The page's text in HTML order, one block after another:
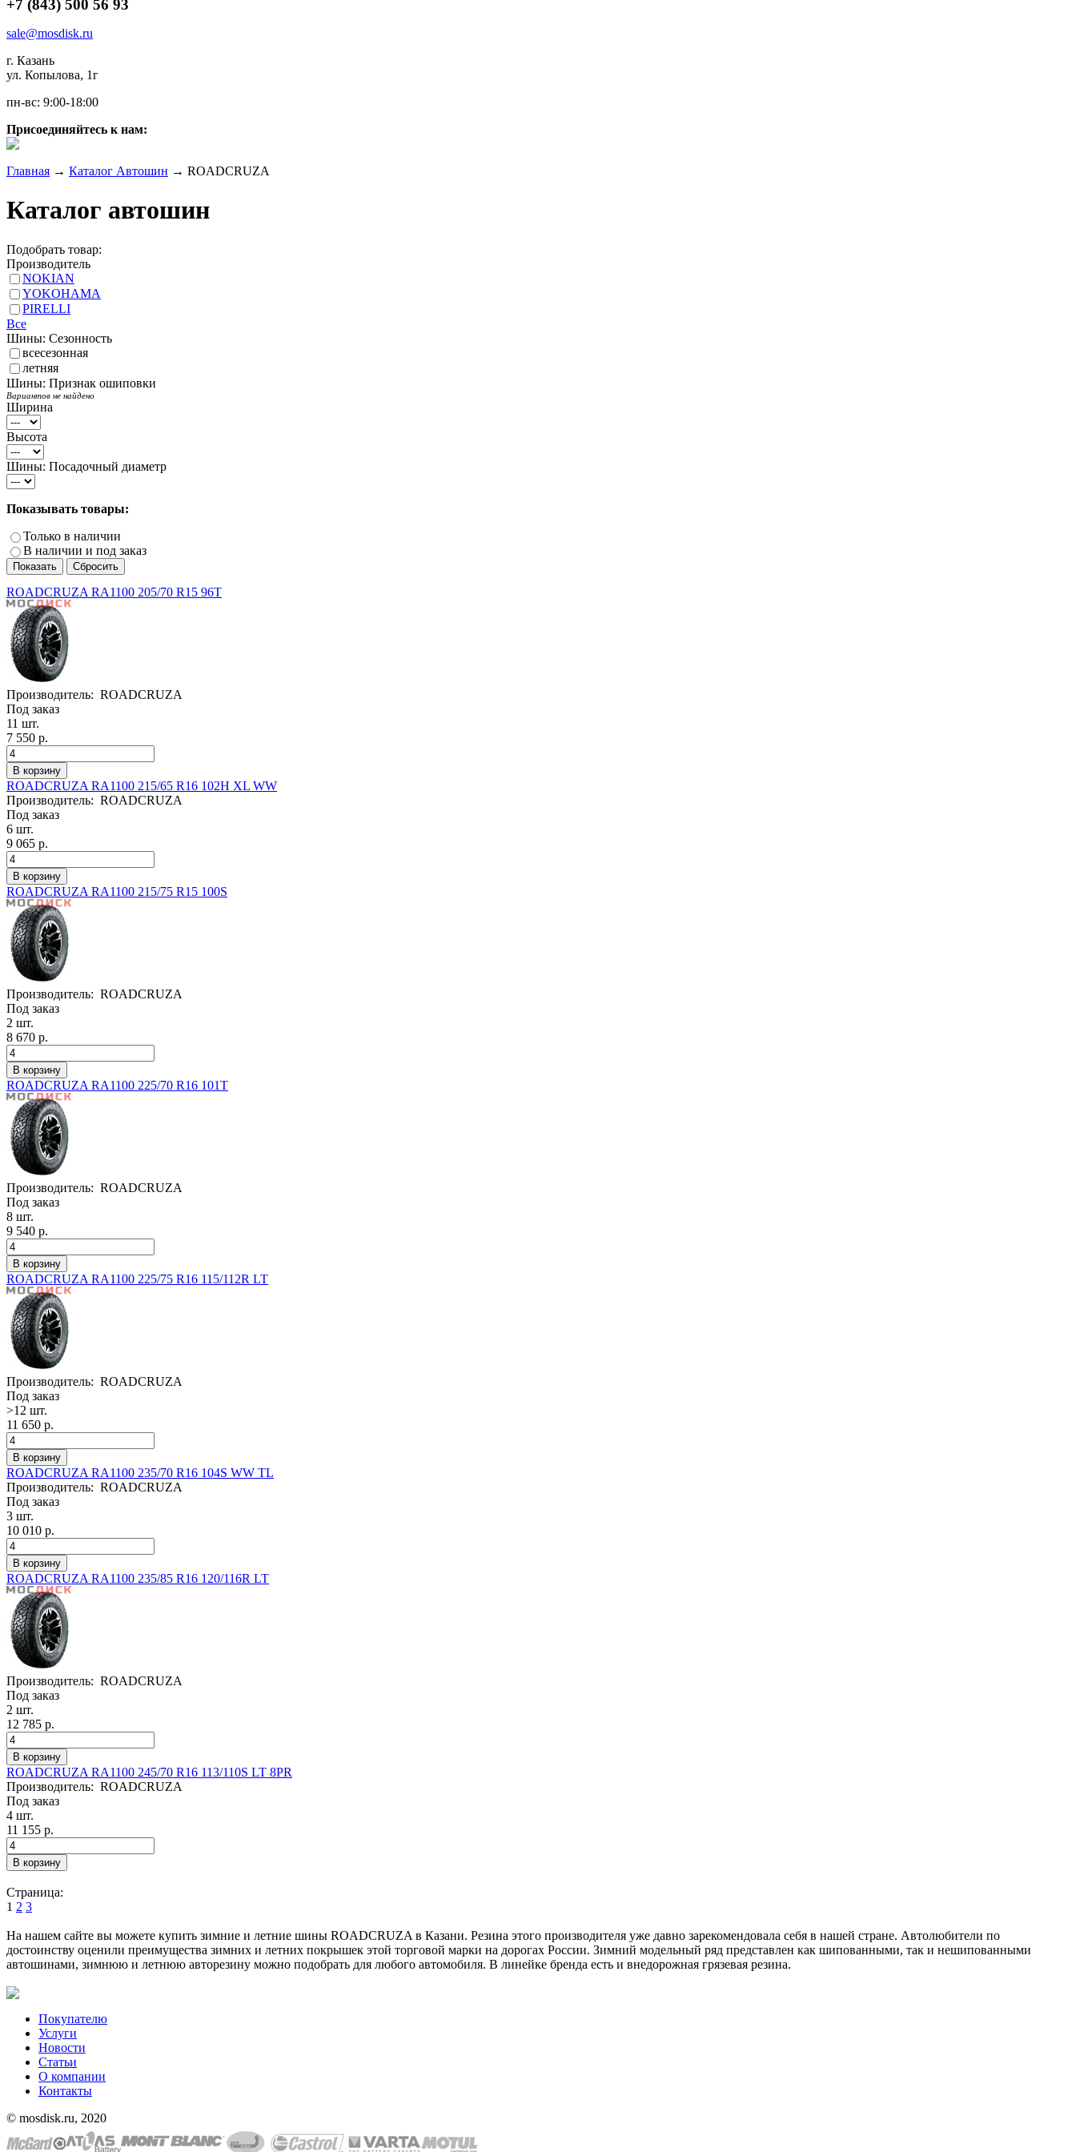
+7 (843) 500 56 93
sale@mosdisk.ru
г. Казань
ул. Копылова, 1г
пн-вс: 9:00-18:00
Присоединяйтесь к нам:
Главная → Каталог Автошин → ROADCRUZA
Каталог автошин
Подобрать товар:
Производитель
NOKIAN
YOKOHAMA
PIRELLI
Все
Шины: Сезонность
всесезонная
летняя
Шины: Признак ошиповки
Вариантов не найдено
Ширина
Высота
Шины: Посадочный диаметр
Показывать товары:
Только в наличии
В наличии и под заказ
ROADCRUZA RA1100 205/70 R15 96T
Производитель: ROADCRUZA
Под заказ
11 шт.
7 550 р.
ROADCRUZA RA1100 215/65 R16 102H XL WW
Производитель: ROADCRUZA
Под заказ
6 шт.
9 065 р.
ROADCRUZA RA1100 215/75 R15 100S
Производитель: ROADCRUZA
Под заказ
2 шт.
8 670 р.
ROADCRUZA RA1100 225/70 R16 101T
Производитель: ROADCRUZA
Под заказ
8 шт.
9 540 р.
ROADCRUZA RA1100 225/75 R16 115/112R LT
Производитель: ROADCRUZA
Под заказ
>12 шт.
11 650 р.
ROADCRUZA RA1100 235/70 R16 104S WW TL
Производитель: ROADCRUZA
Под заказ
3 шт.
10 010 р.
ROADCRUZA RA1100 235/85 R16 120/116R LT
Производитель: ROADCRUZA
Под заказ
2 шт.
12 785 р.
ROADCRUZA RA1100 245/70 R16 113/110S LT 8PR
Производитель: ROADCRUZA
Под заказ
4 шт.
11 155 р.
Страница:
1 2 3
На нашем сайте вы можете купить зимние и летние шины ROADCRUZA в Казани. Резина этого производителя уже давно зарекомендовала себя в нашей стране. Автолюбители по
достоинству оценили преимущества зимних и летних покрышек этой торговой марки на дорогах России. Зимний модельный ряд представлен как шипованными, так и нешипованными
автошинами, зимнюю и летнюю авторезину можно подобрать для любого автомобиля. В линейке бренда есть и внедорожная грязевая резина.
Покупателю
Услуги
Новости
Статьи
О компании
Контакты
© mosdisk.ru, 2020